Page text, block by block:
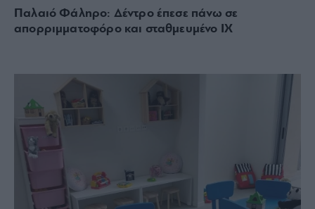
Παλαιό Φάληρο: Δέντρο έπεσε πάνω σε
απορριμματοφόρο και σταθμευμένο ΙΧ